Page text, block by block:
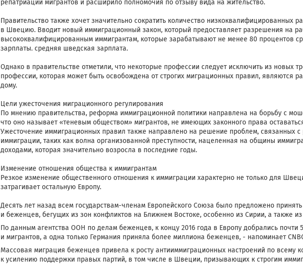
репатриации мигрантов и расширило полномочия по отзыву вида на жительство.
Правительство также хочет значительно сократить количество низкоквалифицированных
в Швецию. Вводит новый иммиграционный закон, который предоставляет разрешения на
высококвалифицированным иммигрантам, которые зарабатывают не менее 80 процентов
зарплаты. средняя шведская зарплата.
Однако в правительстве отметили, что некоторые профессии следует исключить из новых
профессии, которая может быть освобождена от строгих миграционных правил, являются
дому.
Цели ужесточения миграционного регулирования
По мнению правительства, реформа иммиграционной политики направлена ​​на борьбу с
что оно называет «теневым обществом» мигрантов, не имеющих законного права
Ужесточение иммиграционных правил также направлено на решение проблем, связанных с
иммиграции, таких как волна организованной преступности, нацеленная на общины
доходами, которая значительно возросла в последние годы.
Изменение отношения общества к иммигрантам
Резкое изменение общественного отношения к иммиграции характерно не только для
затрагивает остальную Европу.
Десять лет назад всем государствам-членам Европейского Союза было предложено
и беженцев, бегущих из зон конфликтов на Ближнем Востоке, особенно из Сирии, а также
По данным агентства ООН по делам беженцев, к концу 2016 года в Европу добрались почти
и мигрантов, а одна только Германия приняла более миллиона беженцев, - напоминает
Массовая миграция беженцев привела к росту антииммиграционных настроений по всему
к усилению поддержки правых партий, в том числе в Швеции, призывающих к строгим